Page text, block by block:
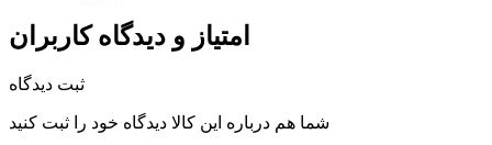
امتیاز و دیدگاه کاربران
ثبت دیدگاه
شما هم درباره این کالا دیدگاه خود را ثبت کنید